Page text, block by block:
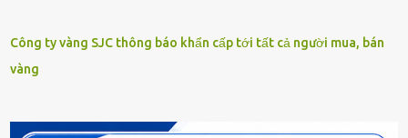
Công ty vàng SJC thông báo khẩn cấp tới tất cả người mua, bán
vàng